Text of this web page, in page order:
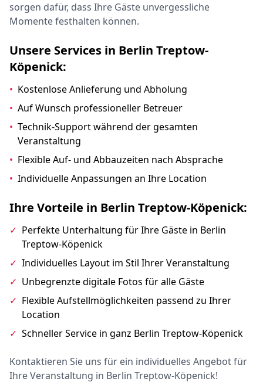
sorgen dafür, dass Ihre Gäste unvergessliche
Momente festhalten können.
Unsere Services in Berlin Treptow-
Köpenick:
• Kostenlose Anlieferung und Abholung
• Auf Wunsch professioneller Betreuer
• Technik-Support während der gesamten
Veranstaltung
• Flexible Auf- und Abbauzeiten nach Absprache
• Individuelle Anpassungen an Ihre Location
Ihre Vorteile in Berlin Treptow-Köpenick:
✓ Perfekte Unterhaltung für Ihre Gäste in Berlin
Treptow-Köpenick
✓ Individuelles Layout im Stil Ihrer Veranstaltung
✓ Unbegrenzte digitale Fotos für alle Gäste
✓ Flexible Aufstellmöglichkeiten passend zu Ihrer
Location
✓ Schneller Service in ganz Berlin Treptow-Köpenick
Kontaktieren Sie uns für ein individuelles Angebot für
Ihre Veranstaltung in Berlin Treptow-Köpenick!